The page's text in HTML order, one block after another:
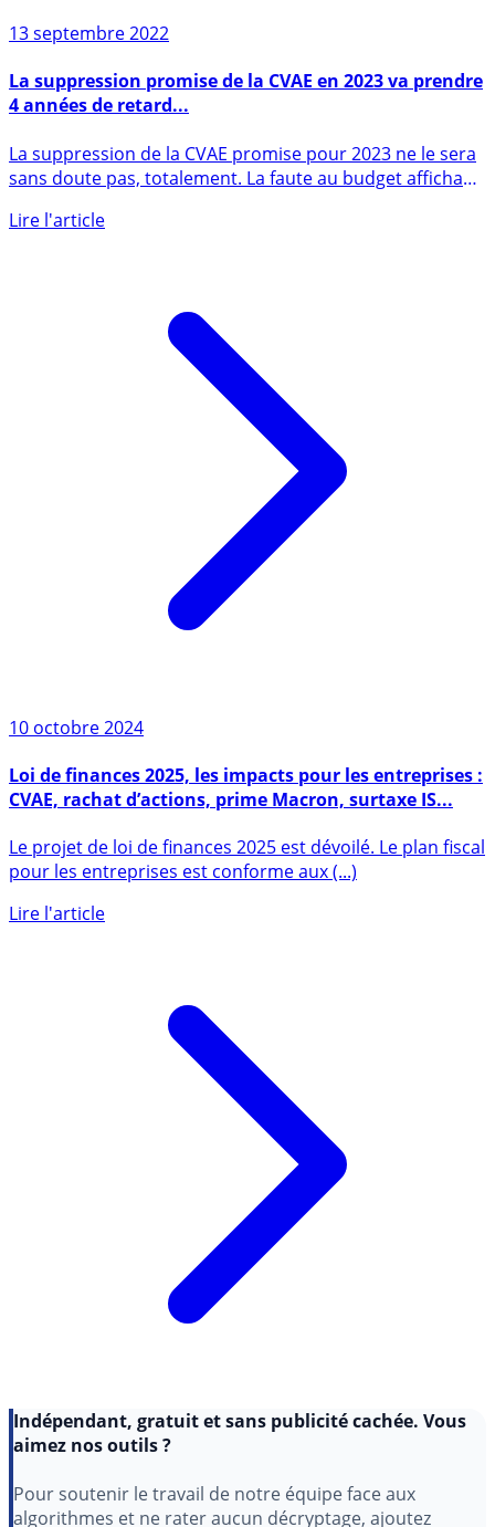
13 septembre 2022
4 années de retard...
sans doute pas, totalement. La faute au budget affichant
10 octobre 2024
CVAE, rachat d’actions, prime Macron, surtaxe IS...
pour les entreprises est conforme aux (...)
aimez nos outils ?